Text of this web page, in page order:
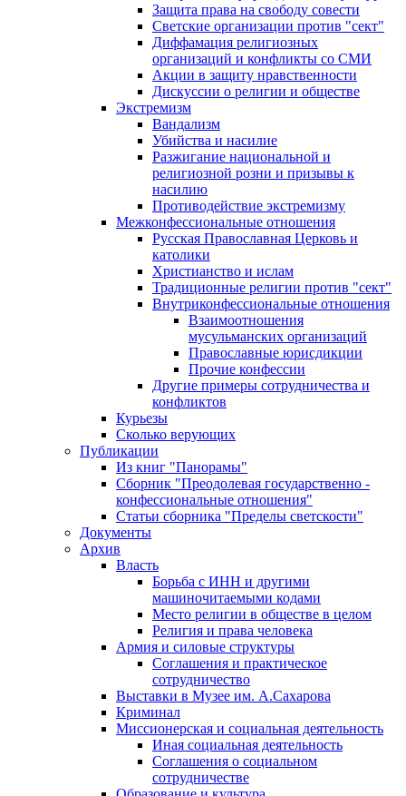
Защита права на свободу совести
Светские организации против "сект"
Диффамация религиозных
организаций и конфликты со СМИ
Акции в защиту нравственности
Дискуссии о религии и обществе
Экстремизм
Вандализм
Убийства и насилие
Разжигание национальной и
религиозной розни и призывы к
насилию
Противодействие экстремизму
Межконфессиональные отношения
Русская Православная Церковь и
католики
Христианство и ислам
Традиционные религии против "сект"
Внутриконфессиональные отношения
Взаимоотношения
мусульманских организаций
Православные юрисдикции
Прочие конфессии
Другие примеры сотрудничества и
конфликтов
Курьезы
Сколько верующих
Публикации
Из книг "Панорамы"
Сборник "Преодолевая государственно -
конфессиональные отношения"
Статьи сборника "Пределы светскости"
Документы
Архив
Власть
Борьба с ИНН и другими
машиночитаемыми кодами
Место религии в обществе в целом
Религия и права человека
Армия и силовые структуры
Соглашения и практическое
сотрудничество
Выставки в Музее им. А.Сахарова
Криминал
Миссионерская и социальная деятельность
Иная социальная деятельность
Соглашения о социальном
сотрудничестве